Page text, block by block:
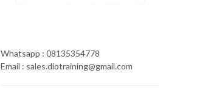
Whatsapp : 08135354778
Email : sales.diotraining@gmail.com